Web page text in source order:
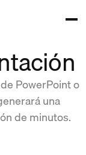
PowerPoint o
una
de minutos.